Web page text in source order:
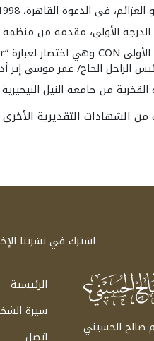
في الدعوة القاهرة، 1998م.
الأولى، مقدمة من منظمة
الراحل الحاج/ عمر موسى إير أدوا،
من جامعة النيل النيجيرية
من الشهادات التقديرية
اشترك في نشرتنا
صالح الحسيني
الرئيسية
سيرة
اتصل